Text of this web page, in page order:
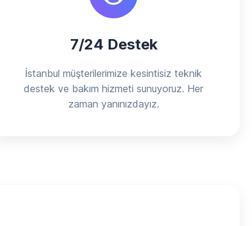
7/24 Destek
İstanbul müşterilerimize kesintisiz teknik
destek ve bakım hizmeti sunuyoruz. Her
zaman yanınızdayız.